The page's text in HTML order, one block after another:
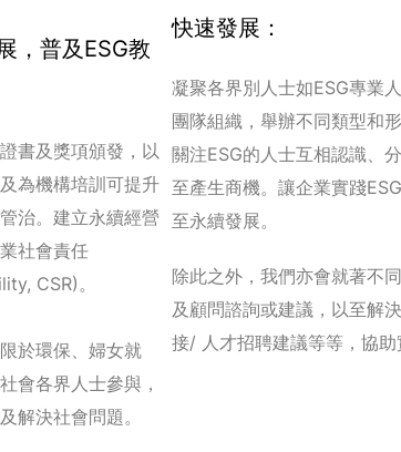
，普及ESG教
書及獎項頒發，以
為機構培訓可提升
治。建立永續經營
社會責任
CSR)。
於環保、婦女就
會各界人士參與，
解決社會問題。
快速發展：
凝聚各界別人士如ESG專業
團隊組織，舉辦不同類型和
關注ESG的人士互相認識、
至產生商機。讓企業實踐
至永續發展。
除此之外，我們亦會就著不
及顧問諮詢或建議，以至解
接/ 人才招聘建議等等，協助